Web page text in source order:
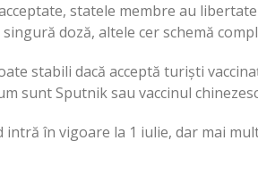
statele membre au
doză, altele cer schemă
stabili dacă acceptă turiști
sunt Sputnik sau vaccinul
intră în vigoare la 1 iulie, dar mai